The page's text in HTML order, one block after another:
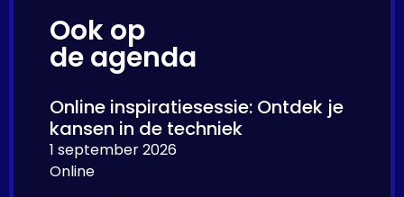
Ook op
de agenda
Online inspiratiesessie: Ontdek je
kansen in de techniek
1 september 2026
Online